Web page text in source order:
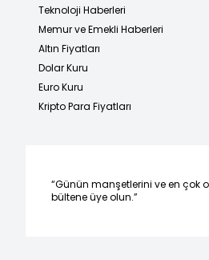
Teknoloji Haberleri
Memur ve Emekli Haberleri
Altın Fiyatları
Dolar Kuru
Euro Kuru
Kripto Para Fiyatları
“Günün manşetlerini ve en çok
bültene üye olun.”